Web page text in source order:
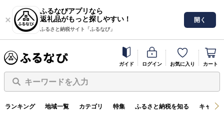
ふるなびアプリなら
返礼品がもっと探しやすい！
ふるさと納税サイト「ふるなび」
開く
ガイド ログイン お気に入り カート
キーワードを入力
ランキング 地域一覧 カテゴリ 特集 ふるさと納税を知る キャン